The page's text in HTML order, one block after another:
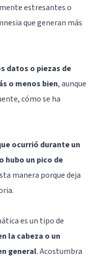
estresantes o
que generan más
datos o piezas de
o menos bien, aunque
cómo se ha
ocurrió durante un
hubo un pico de
manera porque deja
es un tipo de
la cabeza o un
general. Acostumbra